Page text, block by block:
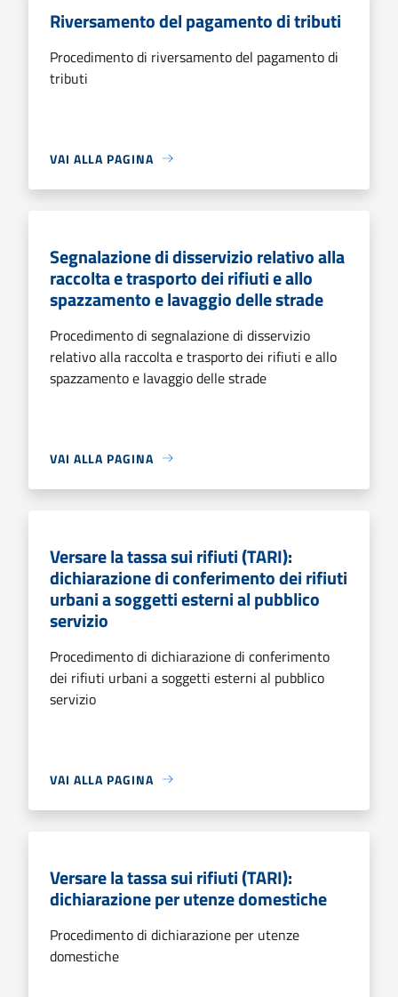
Riversamento del pagamento di tributi
Procedimento di riversamento del pagamento di
tributi
VAI ALLA PAGINA
Segnalazione di disservizio relativo alla
raccolta e trasporto dei rifiuti e allo
spazzamento e lavaggio delle strade
Procedimento di segnalazione di disservizio
relativo alla raccolta e trasporto dei rifiuti e allo
spazzamento e lavaggio delle strade
VAI ALLA PAGINA
Versare la tassa sui rifiuti (TARI):
dichiarazione di conferimento dei rifiuti
urbani a soggetti esterni al pubblico
servizio
Procedimento di dichiarazione di conferimento
dei rifiuti urbani a soggetti esterni al pubblico
servizio
VAI ALLA PAGINA
Versare la tassa sui rifiuti (TARI):
dichiarazione per utenze domestiche
Procedimento di dichiarazione per utenze
domestiche